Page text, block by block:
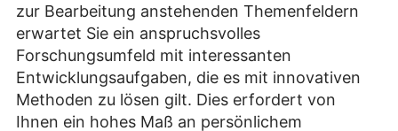
zur Bearbeitung anstehenden Themenfeldern
erwartet Sie ein anspruchsvolles
Forschungsumfeld mit interessanten
Entwicklungsaufgaben, die es mit innovativen
Methoden zu lösen gilt. Dies erfordert von
Ihnen ein hohes Maß an persönlichem